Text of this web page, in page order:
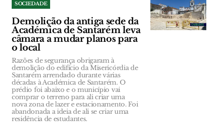
SOCIEDADE
Demolição da antiga sede da
Académica de Santarém leva
câmara a mudar planos para
o local
Razões de segurança obrigaram à
demolição do edifício da Misericórdia de
Santarém arrendado durante várias
décadas à Académica de Santarém. O
prédio foi abaixo e o município vai
comprar o terreno para ali criar uma
nova zona de lazer e estacionamento. Foi
abandonada a ideia de ali se criar uma
residência de estudantes.